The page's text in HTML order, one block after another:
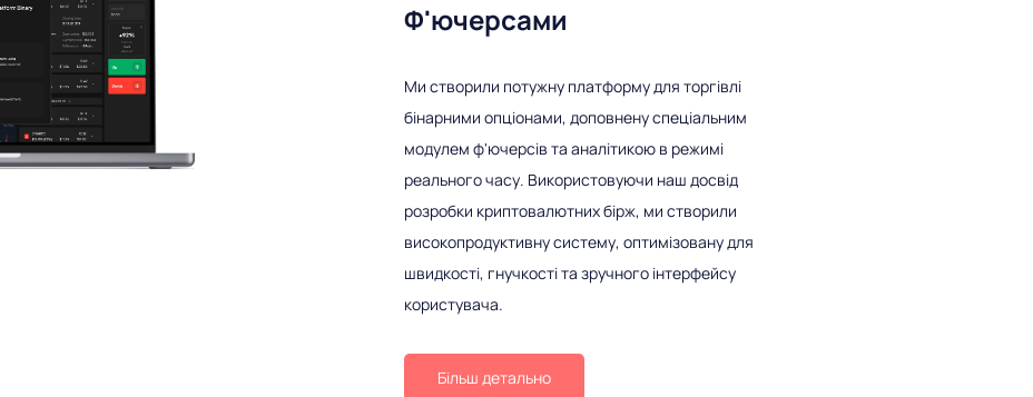
Ф'ючерсами
Ми створили потужну платформу для торгівлі
бінарними опціонами, доповнену спеціальним
модулем ф'ючерсів та аналітикою в режимі
реального часу. Використовуючи наш досвід
розробки криптовалютних бірж, ми створили
високопродуктивну систему, оптимізовану для
швидкості, гнучкості та зручного інтерфейсу
користувача.
Більш детально